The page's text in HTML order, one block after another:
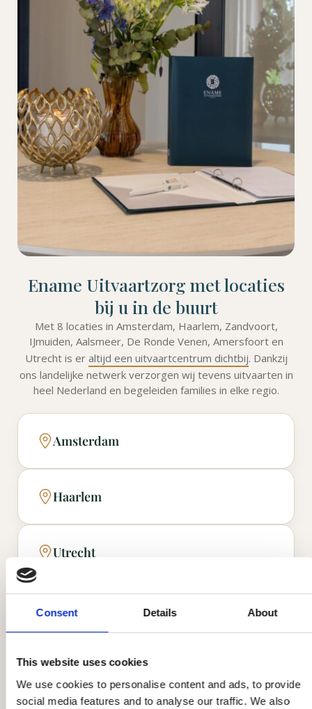
Consent Details About
This website uses cookies
We use cookies to personalise content and ads, to provide
social media features and to analyse our traffic. We also
Ename Uitvaartzorg met locaties
bij u in de buurt
Met 8 locaties in Amsterdam, Haarlem, Zandvoort,
IJmuiden, Aalsmeer, De Ronde Venen, Amersfoort en
Utrecht is er altijd een uitvaartcentrum dichtbij. Dankzij
ons landelijke netwerk verzorgen wij tevens uitvaarten in
heel Nederland en begeleiden families in elke regio.
Amsterdam
Haarlem
Utrecht
De Ronde Venen
Amersfoort